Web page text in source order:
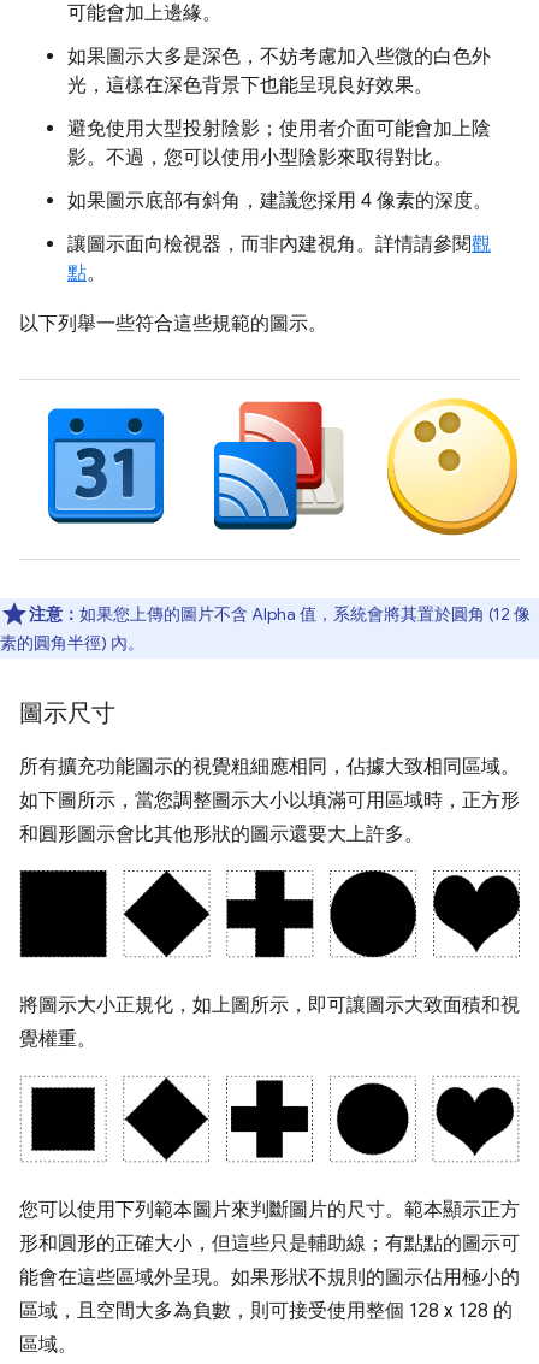
可能會加上邊緣。
如果圖示大多是深色，不妨考慮加入些微的白色外
光，這樣在深色背景下也能呈現良好效果。
避免使用大型投射陰影；使用者介面可能會加上陰
影。不過，您可以使用小型陰影來取得對比。
如果圖示底部有斜角，建議您採用 4 像素的深度。
讓圖示面向檢視器，而非內建視角。詳情請參閱觀
點。
以下列舉一些符合這些規範的圖示。
注意： 如果您上傳的圖片不含 Alpha 值，系統會將其置於圓角 (12 像
素的圓角半徑) 內。
圖示尺寸
所有擴充功能圖示的視覺粗細應相同，佔據大致相同區域。
如下圖所示，當您調整圖示大小以填滿可用區域時，正方形
和圓形圖示會比其他形狀的圖示還要大上許多。
將圖示大小正規化，如上圖所示，即可讓圖示大致面積和視
覺權重。
您可以使用下列範本圖片來判斷圖片的尺寸。範本顯示正方
形和圓形的正確大小，但這些只是輔助線；有點點的圖示可
能會在這些區域外呈現。如果形狀不規則的圖示佔用極小的
區域，且空間大多為負數，則可接受使用整個 128 x 128 的
區域。